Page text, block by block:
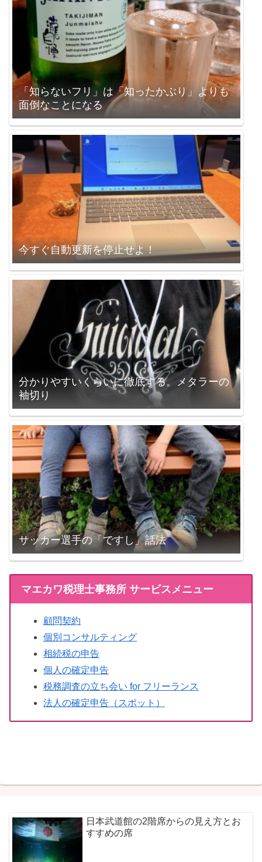
「知らないフリ」は「知ったかぶり」よりも
面倒なことになる
今すぐ自動更新を停止せよ！
分かりやすいくらいに徹底する。メタラーの
袖切り
サッカー選手の「ですし」話法
マエカワ税理士事務所 サービスメニュー
顧問契約
個別コンサルティング
相続税の申告
個人の確定申告
税務調査の立ち会い for フリーランス
法人の確定申告（スポット）
日本武道館の2階席からの見え方とお
すすめの席